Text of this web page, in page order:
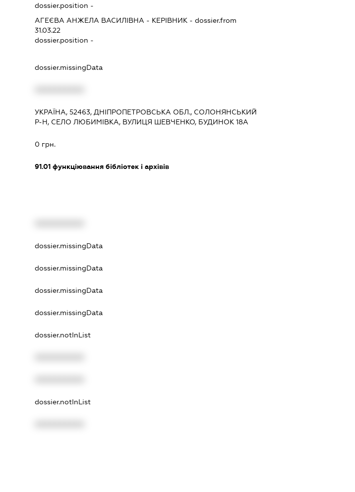
dossier.position -
АГЕЄВА АНЖЕЛА ВАСИЛІВНА - КЕРІВНИК - dossier.from
31.03.22
dossier.position -
dossier.missingData
УКРАЇНА, 52463, ДНІПРОПЕТРОВСЬКА ОБЛ., СОЛОНЯНСЬКИЙ
Р-Н, СЕЛО ЛЮБИМІВКА, ВУЛИЦЯ ШЕВЧЕНКО, БУДИНОК 18А
0 грн.
91.01функціювання бібліотек і архівів
dossier.missingData
dossier.missingData
dossier.missingData
dossier.missingData
dossier.notInList
dossier.notInList